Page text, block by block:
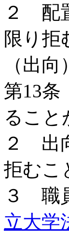
２ 配
限り拒
（出向）
第13
ること
２ 出
拒むこ
３ 職
立大学